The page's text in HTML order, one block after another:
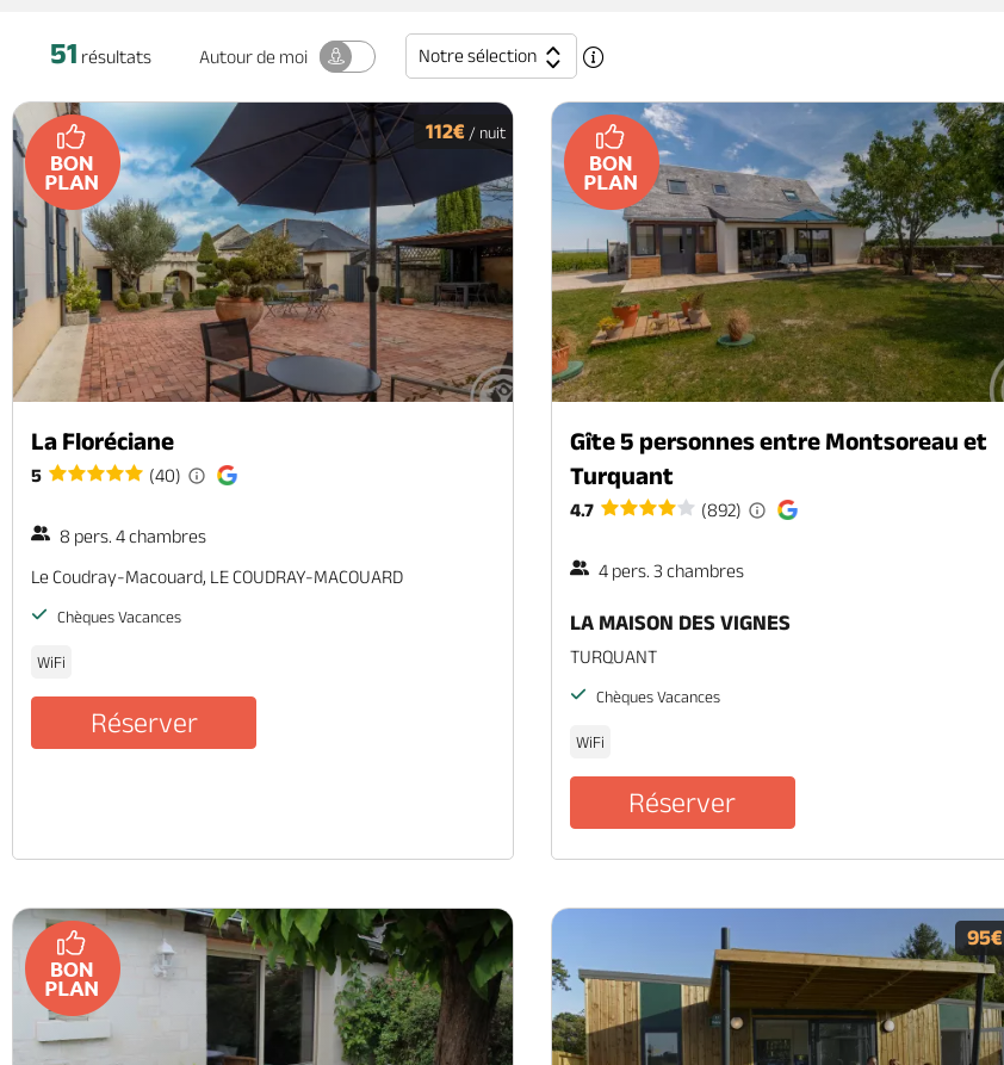
51 résultats Autourde moi Notre sélection
112€/ nuit
La Floréciane
5 (40)
8 pers. 4 chambres
Le Coudray-Macouard, LE COUDRAY-MACOUARD
Chèques Vacances
WiFi
Réserver
Gîte 5 personnes entre Montsoreau et
Turquant
4.7 (892)
4 pers. 3 chambres
LA MAISON DES VIGNES
TURQUANT
Chèques Vacances
WiFi
Réserver
95€